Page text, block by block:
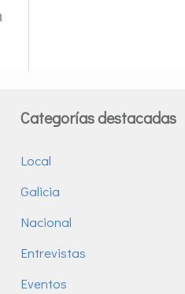
Categorías destacadas
Local
Galicia
Nacional
Entrevistas
Eventos